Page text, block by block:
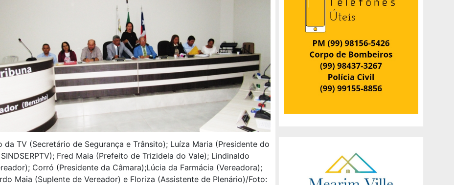
da TV (Secretário de Segurança e Trânsito); Luíza Maria (Presidente do
SINDSERPTV); Fred Maia (Prefeito de Trizidela do Vale); Lindinaldo
Corró (Presidente da Câmara);Lúcia da Farmácia (Vereadora);
Maia (Suplente de Vereador) e Floriza (Assistente de Plenário)/Foto: